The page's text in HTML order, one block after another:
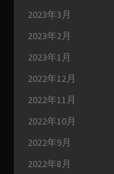
2023年3月
2023年2月
2023年1月
2022年12月
2022年11月
2022年10月
2022年9月
2022年8月